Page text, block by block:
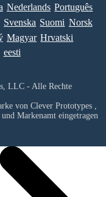
Nederlands Português
Svenska Suomi Norsk
Magyar Hrvatski
eesti
LLC - Alle Rechte
von Clever Prototypes ,
Markenamt eingetragen